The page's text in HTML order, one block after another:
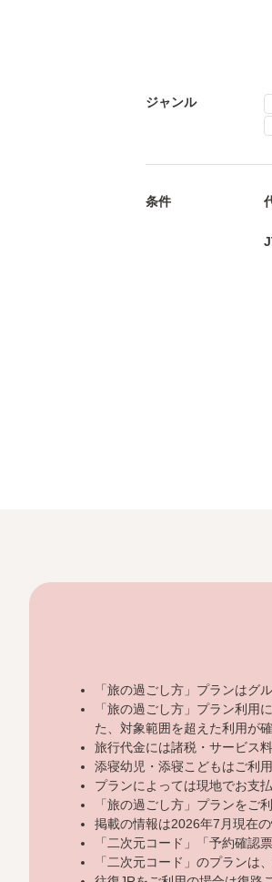
ジャンル
条件
「旅の過ごし方」プランはグ
「旅の過ごし方」プラン利用
た、対象範囲を超えた利用が
旅行代金には諸税・サービス
添寝幼児・添寝こどもはご利用
プランによっては現地でお支
「旅の過ごし方」プランをご
掲載の情報は2026年7月現在
「二次元コード」「予約確認
「二次元コード」のプランは